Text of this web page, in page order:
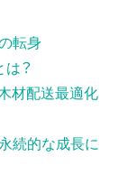
転身
？
材配送最適化
続的な成長に